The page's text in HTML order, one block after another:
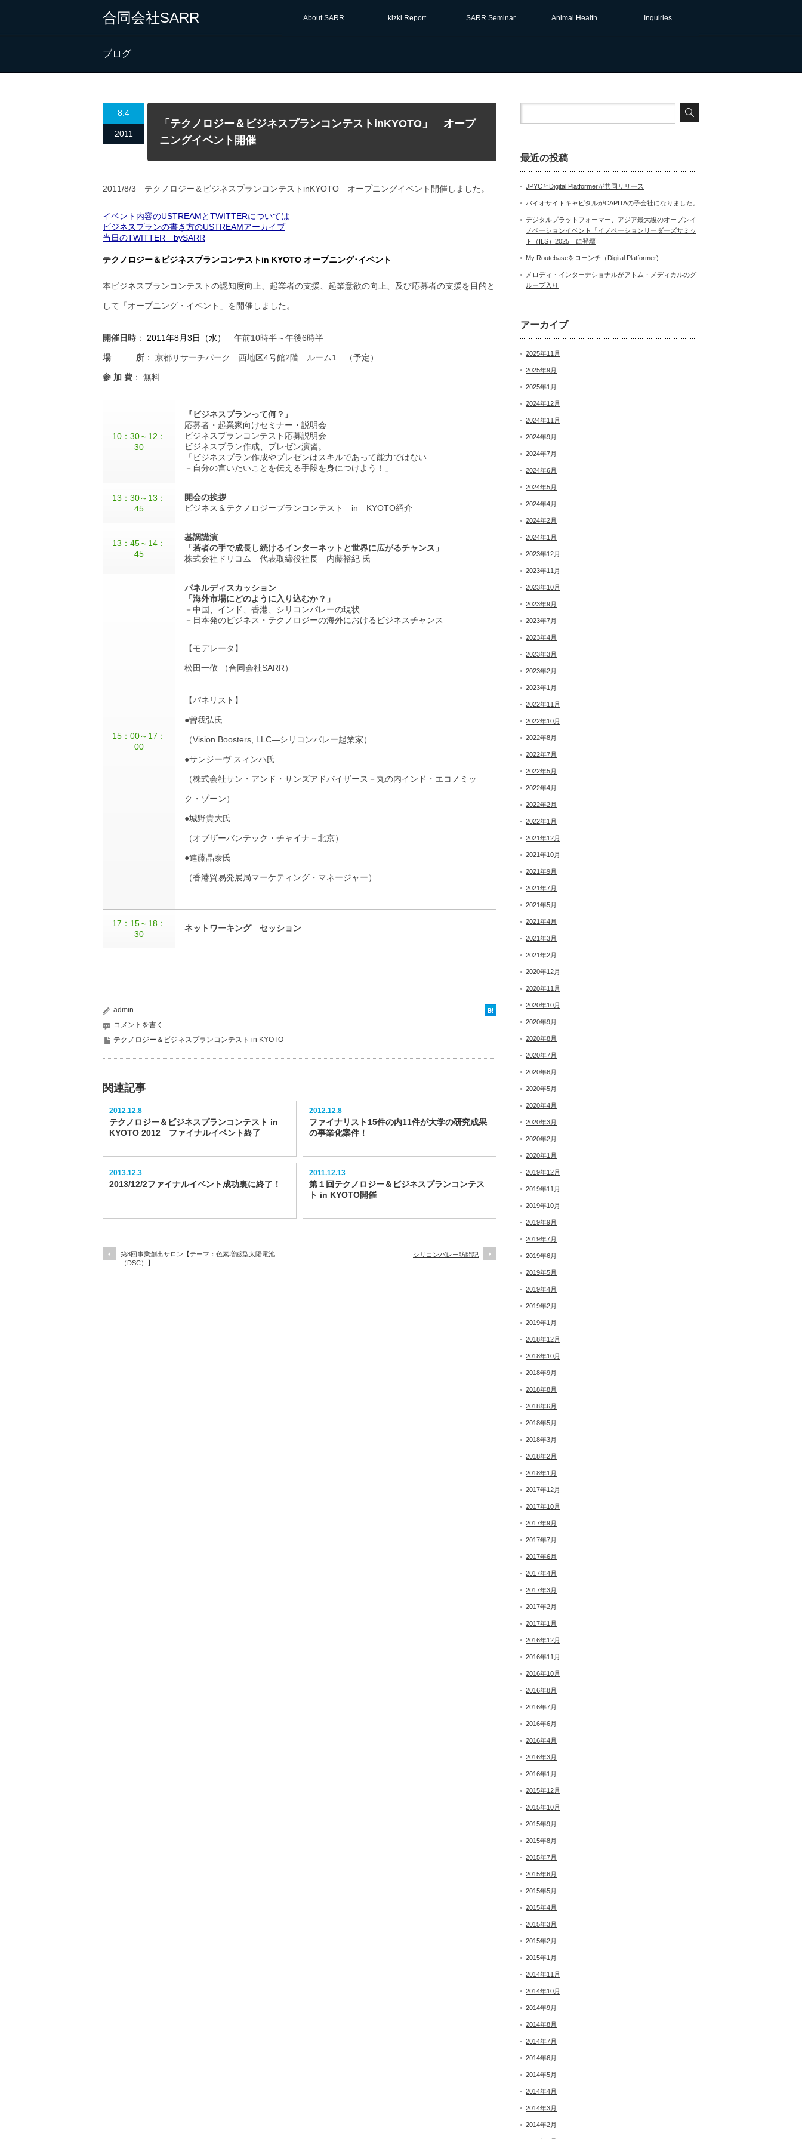
合同会社SARR About SARR kizki Report SARR Seminar Animal Health Inquiries
ブログ
8.4
2011
「テクノロジー＆ビジネスプランコンテストinKYOTO」 オープ
ニングイベント開催
2011/8/3 テクノロジー＆ビジネスプランコンテストinKYOTO オープニングイベント開催しました。
イベント内容のUSTREAMとTWITTERについては
ビジネスプランの書き方のUSTREAMアーカイブ
当日のTWITTER bySARR
テクノロジー＆ビジネスプランコンテストin KYOTO オープニング･イベント
本ビジネスプランコンテストの認知度向上、起業者の支援、起業意欲の向上、及び応募者の支援を目的と
して「オープニング・イベント」を開催しました。
開催日時 ： 2011年8月3日（水） 午前10時半～午後6時半
場 所 ： 京都リサーチパーク 西地区4号館2階 ルーム1 （予定）
参 加 費 ： 無料
10：30～12：
30
『ビジネスプランって何？』
応募者・起業家向けセミナー・説明会
ビジネスプランコンテスト応募説明会
ビジネスプラン作成、プレゼン演習。
「ビジネスプラン作成やプレゼンはスキルであって能力ではない
－自分の言いたいことを伝える手段を身につけよう！」
13：30～13：
45
開会の挨拶
ビジネス＆テクノロジープランコンテスト in KYOTO紹介
13：45～14：
45
基調講演
「若者の手で成長し続けるインターネットと世界に広がるチャンス」
株式会社ドリコム 代表取締役社長 内藤裕紀 氏
15：00～17：
00
パネルディスカッション
「海外市場にどのように入り込むか？」
－中国、インド、香港、シリコンバレーの現状
－日本発のビジネス・テクノロジーの海外におけるビジネスチャンス
【モデレータ】
松田一敬 （合同会社SARR）
【パネリスト】
●曽我弘氏
（Vision Boosters, LLC―シリコンバレー起業家）
●サンジーヴ スィンハ氏
（株式会社サン・アンド・サンズアドバイザース－丸の内インド・エコノミッ
ク・ゾーン）
●城野貴大氏
（オブザーバンテック・チャイナ－北京）
●進藤晶泰氏
（香港貿易発展局マーケティング・マネージャー）
17：15～18：
30
ネットワーキング セッション
admin
コメントを書く
テクノロジー＆ビジネスプランコンテスト in KYOTO
関連記事
2012.12.8
テクノロジー＆ビジネスプランコンテスト in
KYOTO 2012 ファイナルイベント終了
2012.12.8
ファイナリスト15件の内11件が大学の研究成果
の事業化案件！
2013.12.3
2013/12/2ファイナルイベント成功裏に終了！
2011.12.13
第１回テクノロジー＆ビジネスプランコンテス
ト in KYOTO開催
第8回事業創出サロン【テーマ：色素増感型太陽電池
（DSC）】
シリコンバレー訪問記
最近の投稿
JPYCとDigital Platformerが共同リリース
バイオサイトキャピタルがCAPITAの子会社になりました。
デジタルプラットフォーマー、アジア最大級のオープンイ
ノベーションイベント「イノベーションリーダーズサミッ
ト（ILS）2025」に登壇
My Routebaseをローンチ（Digital Platformer)
メロディ・インターナショナルがアトム・メディカルのグ
ループ入り
アーカイブ
2025年11月
2025年9月
2025年1月
2024年12月
2024年11月
2024年9月
2024年7月
2024年6月
2024年5月
2024年4月
2024年2月
2024年1月
2023年12月
2023年11月
2023年10月
2023年9月
2023年7月
2023年4月
2023年3月
2023年2月
2023年1月
2022年11月
2022年10月
2022年8月
2022年7月
2022年5月
2022年4月
2022年2月
2022年1月
2021年12月
2021年10月
2021年9月
2021年7月
2021年5月
2021年4月
2021年3月
2021年2月
2020年12月
2020年11月
2020年10月
2020年9月
2020年8月
2020年7月
2020年6月
2020年5月
2020年4月
2020年3月
2020年2月
2020年1月
2019年12月
2019年11月
2019年10月
2019年9月
2019年7月
2019年6月
2019年5月
2019年4月
2019年2月
2019年1月
2018年12月
2018年10月
2018年9月
2018年8月
2018年6月
2018年5月
2018年3月
2018年2月
2018年1月
2017年12月
2017年10月
2017年9月
2017年7月
2017年6月
2017年4月
2017年3月
2017年2月
2017年1月
2016年12月
2016年11月
2016年10月
2016年8月
2016年7月
2016年6月
2016年4月
2016年3月
2016年1月
2015年12月
2015年10月
2015年9月
2015年8月
2015年7月
2015年6月
2015年5月
2015年4月
2015年3月
2015年2月
2015年1月
2014年11月
2014年10月
2014年9月
2014年8月
2014年7月
2014年6月
2014年5月
2014年4月
2014年3月
2014年2月